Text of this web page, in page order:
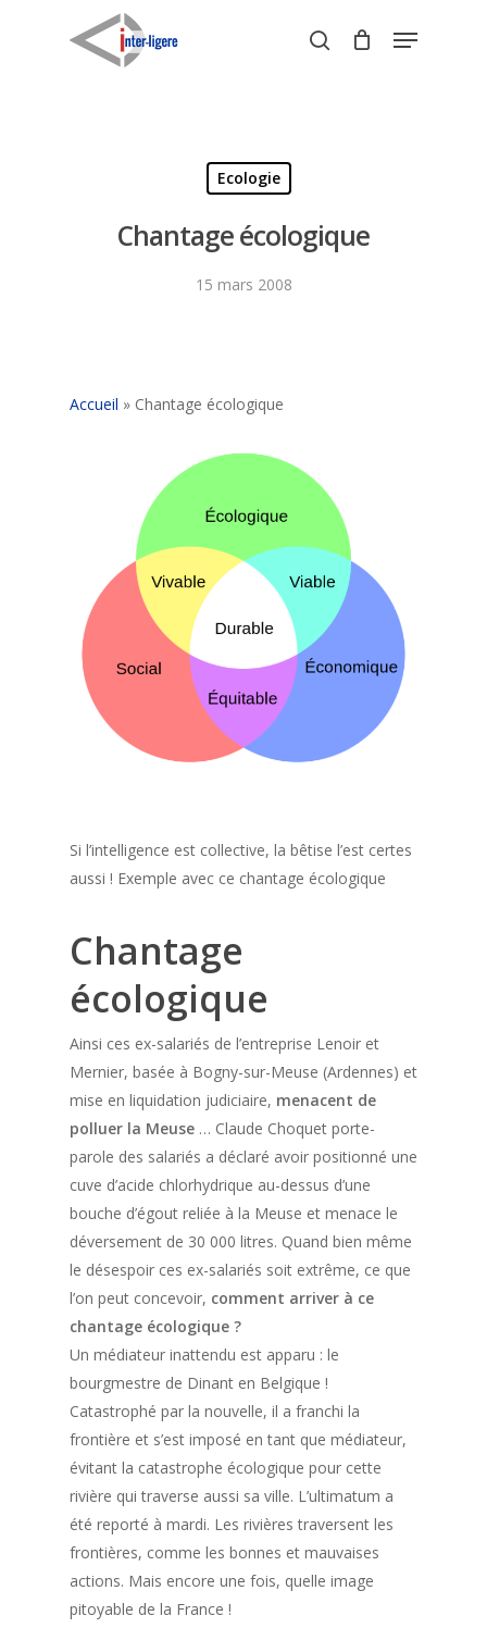
search
Menu
Ecologie
Chantage écologique
15 mars 2008
Accueil » Chantage écologique
Si l’intelligence est collective, la bêtise l’est certes
aussi ! Exemple avec ce chantage écologique
Chantage
écologique
Ainsi ces ex-salariés de l’entreprise Lenoir et
Mernier, basée à Bogny-sur-Meuse (Ardennes) et
mise en liquidation judiciaire, menacent de
polluer la Meuse … Claude Choquet porte-
parole des salariés a déclaré avoir positionné une
cuve d’acide chlorhydrique au-dessus d’une
bouche d’égout reliée à la Meuse et menace le
déversement de 30 000 litres. Quand bien même
le désespoir ces ex-salariés soit extrême, ce que
l’on peut concevoir, comment arriver à ce
chantage écologique ?
Un médiateur inattendu est apparu : le
bourgmestre de Dinant en Belgique !
Catastrophé par la nouvelle, il a franchi la
frontière et s’est imposé en tant que médiateur,
évitant la catastrophe écologique pour cette
rivière qui traverse aussi sa ville. L’ultimatum a
été reporté à mardi. Les rivières traversent les
frontières, comme les bonnes et mauvaises
actions. Mais encore une fois, quelle image
pitoyable de la France !